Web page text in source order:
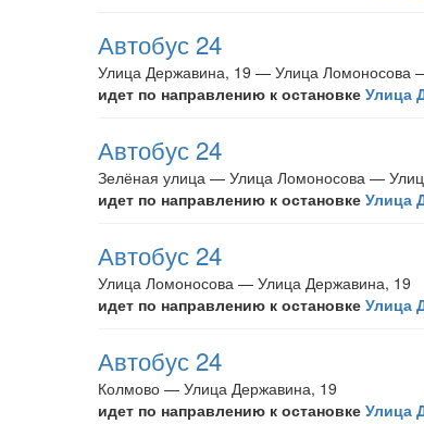
Автобус 24
Улица Державина, 19 — Улица Ломоносова
идет по направлению к остановке Улица
Автобус 24
Зелёная улица — Улица Ломоносова —
идет по направлению к остановке Улица
Автобус 24
Улица Ломоносова — Улица Державина, 19
идет по направлению к остановке Улица
Автобус 24
Колмово — Улица Державина, 19
идет по направлению к остановке Улица